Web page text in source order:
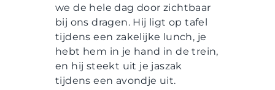
we de hele dag door zichtbaar
bij ons dragen. Hij ligt op tafel
tijdens een zakelijke lunch, je
hebt hem in je hand in de trein,
en hij steekt uit je jaszak
tijdens een avondje uit.